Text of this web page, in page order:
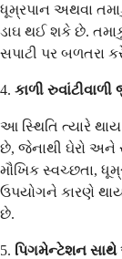
ધૂમ્રપાન અથવા
ડાઘ થઈ શકે છે.
સપાટી પર બળતરા
4. કાળી રુવાંટીવાળી
આ સ્થિતિ ત્યારે
છે, જેનાથી ઘેરો અને
મૌખિક સ્વચ્છતા,
ઉપયોગને કારણે
છે.
5. પિગમેન્ટેશન